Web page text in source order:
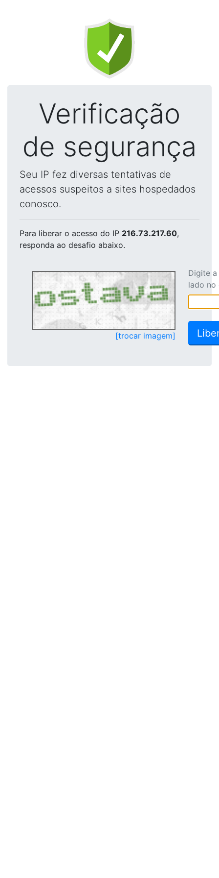
Verificação
de segurança
Seu IP fez diversas tentativas de
acessos suspeitos a sites hospedados
conosco.
Para liberar o acesso do IP 216.73.217.60,
responda ao desafio abaixo.
[trocar imagem]
Digite
lado no